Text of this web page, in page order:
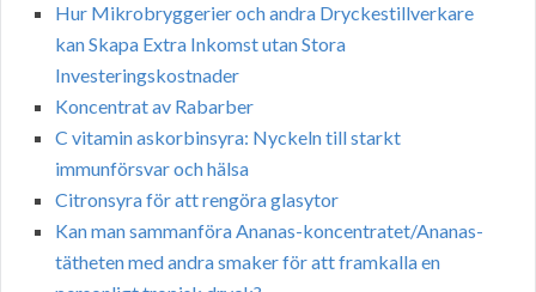
Hur Mikrobryggerier och andra Dryckestillverkare
kan Skapa Extra Inkomst utan Stora
Investeringskostnader
Koncentrat av Rabarber
C vitamin askorbinsyra: Nyckeln till starkt
immunförsvar och hälsa
Citronsyra för att rengöra glasytor
Kan man sammanföra Ananas-koncentratet/Ananas-
tätheten med andra smaker för att framkalla en